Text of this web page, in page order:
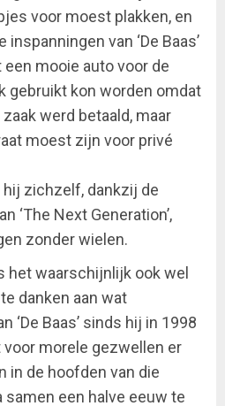
voor moest plakken, en
van ‘De Baas’
mooie auto voor de
gebruikt kon worden omdat
werd betaald, maar
moest zijn voor privé
zichzelf, dankzij de
‘The Next Generation’,
zonder wielen.
het waarschijnlijk ook wel
danken aan wat
‘De Baas’ sinds hij in 1998
morele gezwellen er
in de hoofden van die
samen een halve eeuw te